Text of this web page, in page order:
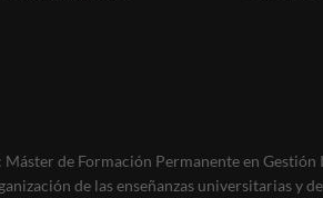
de Formación Permanente en
de las enseñanzas universitarias y